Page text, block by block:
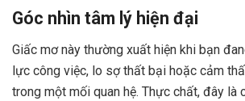
Góc nhìn tâm lý hiện đại
Giấc mơ này thường xuất hiện khi bạn
lực công việc, lo sợ thất bại hoặc cảm
trong một mối quan hệ. Thực chất, đây là